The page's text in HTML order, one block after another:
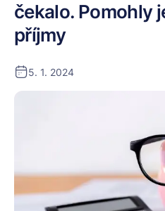
5. 1. 2024
čekalo. Pomohly
příjmy